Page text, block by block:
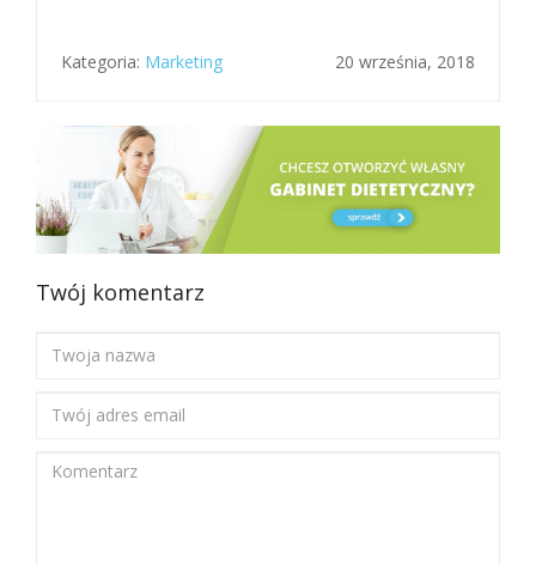
20 września, 2018
Kategoria: Marketing
Twój komentarz